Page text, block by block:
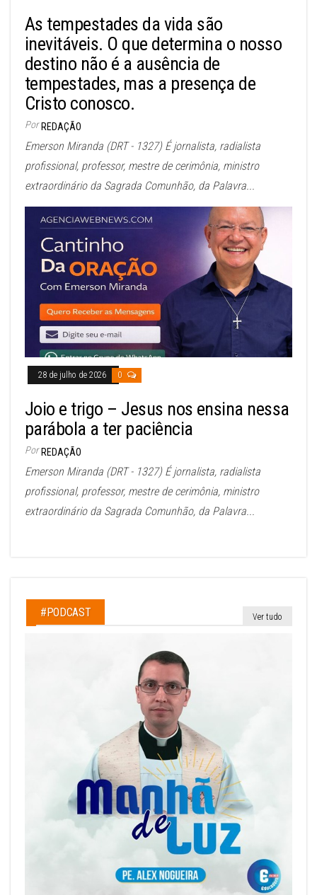
As tempestades da vida são
inevitáveis. O que determina o nosso
destino não é a ausência de
tempestades, mas a presença de
Cristo conosco.
Por REDAÇÃO
Emerson Miranda (DRT - 1327) É jornalista, radialista
profissional, professor, mestre de cerimônia, ministro
extraordinário da Sagrada Comunhão, da Palavra...
28 de julho de 2026 0
Joio e trigo – Jesus nos ensina nessa
parábola a ter paciência
Por REDAÇÃO
Emerson Miranda (DRT - 1327) É jornalista, radialista
profissional, professor, mestre de cerimônia, ministro
extraordinário da Sagrada Comunhão, da Palavra...
#PODCAST Ver tudo